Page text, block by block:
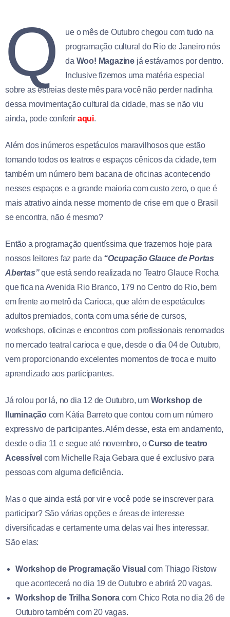
Q
ue o mês de Outubro chegou com tudo na
programação cultural do Rio de Janeiro nós
da Woo! Magazine já estávamos por dentro.
Inclusive fizemos uma matéria especial
sobre as estreias deste mês para você não perder nadinha
dessa movimentação cultural da cidade, mas se não viu
ainda, pode conferir aqui.
Além dos inúmeros espetáculos maravilhosos que estão
tomando todos os teatros e espaços cênicos da cidade, tem
também um número bem bacana de oficinas acontecendo
nesses espaços e a grande maioria com custo zero, o que é
mais atrativo ainda nesse momento de crise em que o Brasil
se encontra, não é mesmo?
Então a programação quentíssima que trazemos hoje para
nossos leitores faz parte da “Ocupação Glauce de Portas
Abertas”que está sendo realizada no Teatro Glauce Rocha
que fica na Avenida Rio Branco, 179 no Centro do Rio, bem
em frente ao metrô da Carioca, que além de espetáculos
adultos premiados, conta com uma série de cursos,
workshops, oficinas e encontros com profissionais renomados
no mercado teatral carioca e que, desde o dia 04 de Outubro,
vem proporcionando excelentes momentos de troca e muito
aprendizado aos participantes.
Já rolou por lá, no dia 12 de Outubro, um Workshop de
Iluminação com Kátia Barreto que contou com um número
expressivo de participantes. Além desse, esta em andamento,
desde o dia 11 e segue até novembro, oCurso de teatro
Acessível com Michelle Raja Gebara que é exclusivo para
pessoas com alguma deficiência.
Mas o que ainda está por vir e você pode se inscrever para
participar? São várias opções e áreas de interesse
diversificadas e certamente uma delas vai lhes interessar.
São elas:
Workshop de Programação Visual com Thiago Ristow
que acontecerá no dia 19 de Outubro e abrirá 20 vagas.
Workshop de Trilha Sonora com Chico Rota no dia 26 de
Outubro também com 20 vagas.